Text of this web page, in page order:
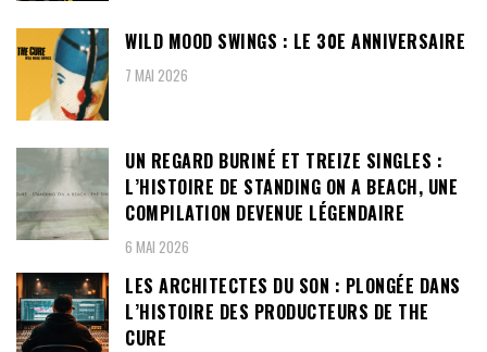
WILD MOOD SWINGS : LE 30E ANNIVERSAIRE
7 MAI 2026
UN REGARD BURINÉ ET TREIZE SINGLES :
L’HISTOIRE DE STANDING ON A BEACH, UNE
COMPILATION DEVENUE LÉGENDAIRE
6 MAI 2026
LES ARCHITECTES DU SON : PLONGÉE DANS
L’HISTOIRE DES PRODUCTEURS DE THE
CURE